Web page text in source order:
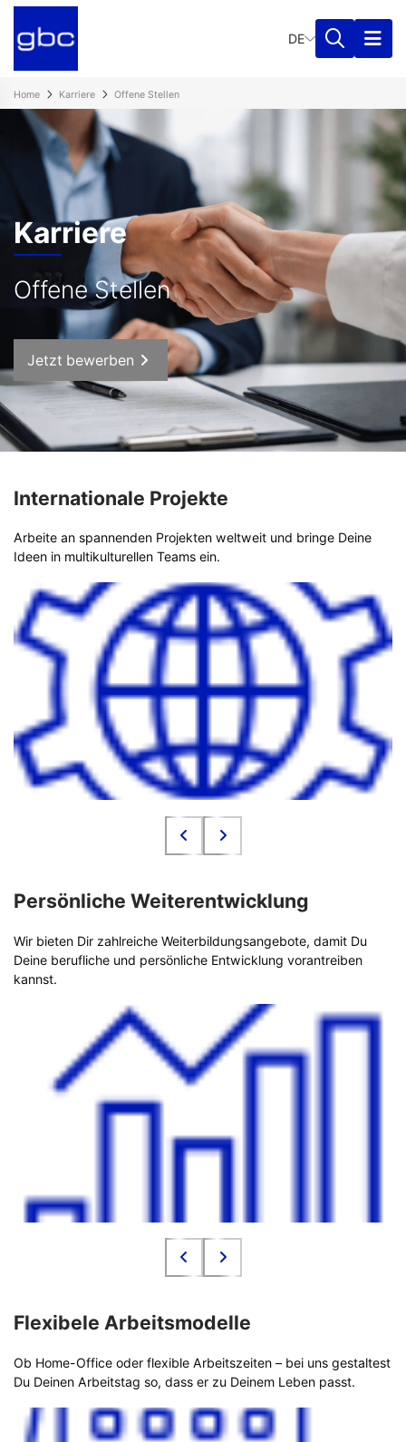
DE
Home Karriere Offene Stellen
Karriere
Offene Stellen
Jetzt bewerben
Internationale Projekte
Arbeite an spannenden Projekten weltweit und bringe Deine
Ideen in multikulturellen Teams ein.
Persönliche Weiterentwicklung
Wir bieten Dir zahlreiche Weiterbildungsangebote, damit Du
Deine berufliche und persönliche Entwicklung vorantreiben
kannst.
Flexibele Arbeitsmodelle
Ob Home-Office oder flexible Arbeitszeiten – bei uns gestaltest
Du Deinen Arbeitstag so, dass er zu Deinem Leben passt.